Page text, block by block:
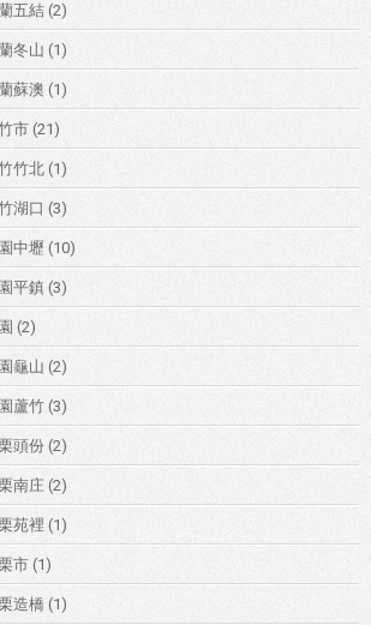
五結 (2)
冬山 (1)
蘇澳 (1)
市 (21)
竹北 (1)
湖口 (3)
中壢 (10)
平鎮 (3)
(2)
龜山 (2)
蘆竹 (3)
頭份 (2)
南庄 (2)
苑裡 (1)
市 (1)
造橋 (1)